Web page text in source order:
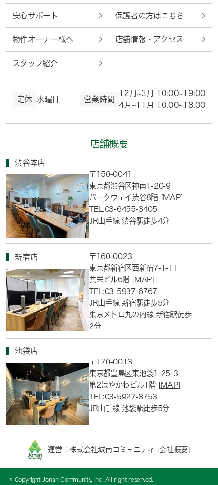
安心サポート 保護者の方はこちら
物件オーナー様へ 店舗情報・アクセス
スタッフ紹介
定休 水曜日 営業時間
12月~3月 10:00~19:00
4月~11月 10:00~18:00
店舗概要
渋谷本店
〒150-0041
東京都渋谷区神南1-20-9
パークウェイ渋谷8階 [MAP]
TEL:03-6455-3405
JR山手線 渋谷駅徒歩4分
新宿店
〒160-0023
東京都新宿区西新宿7-1-11
共栄ビル6階 [MAP]
TEL:03-5937-6767
JR山手線 新宿駅徒歩5分
東京メトロ丸の内線 新宿駅徒歩
2分
池袋店
〒170-0013
東京都豊島区東池袋1-25-3
第2はやかわビル1階 [MAP]
TEL:03-5927-8753
JR山手線 池袋駅徒歩5分
運営：株式会社城南コミュニティ [会社概要]
© Copyright Jonan Community, Inc. All right reserved.